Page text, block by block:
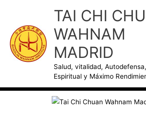
contenido
TAI CHI
WAHNAM
MADRID
Salud, vitalidad,
Espiritual y Máximo